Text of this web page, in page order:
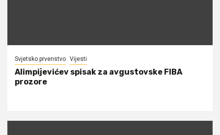
Svjetsko prvenstvo Vijesti
Alimpijevićev spisak za avgustovske FIBA
prozore